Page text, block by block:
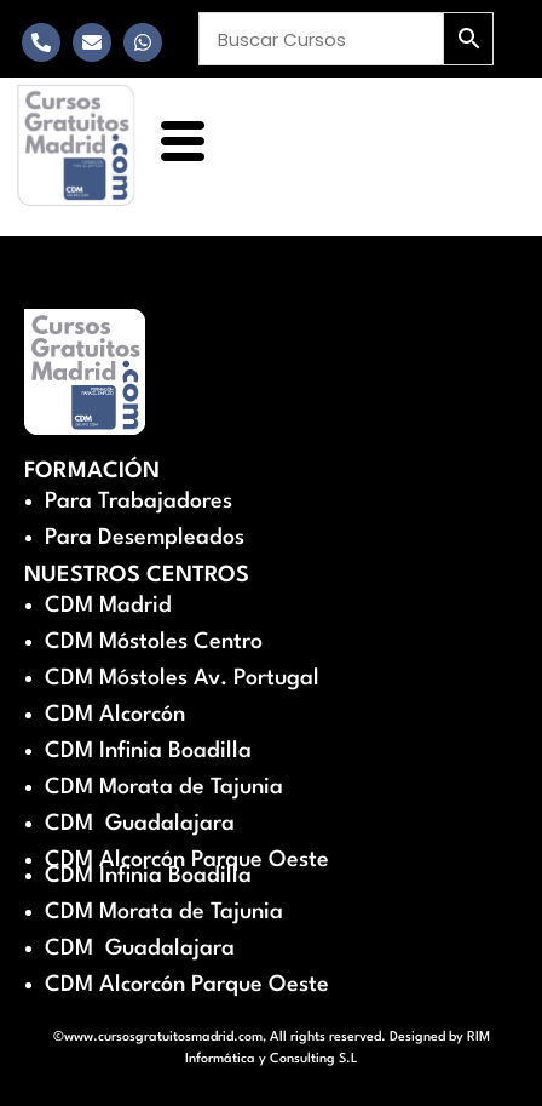
FORMACIÓN
Para Trabajadores
Para Desempleados
NUESTROS CENTROS
CDM Madrid
CDM Móstoles Centro
CDM Móstoles Av. Portugal
CDM Alcorcón
CDM Infinia Boadilla
CDM Morata de Tajunia
CDM Guadalajara
CDM Alcorcón Parque Oeste
CDM Infinia Boadilla
CDM Morata de Tajunia
CDM Guadalajara
CDM Alcorcón Parque Oeste
©www.cursosgratuitosmadrid.com, All rights reserved. Designed by RIM
Informática y Consulting S.L